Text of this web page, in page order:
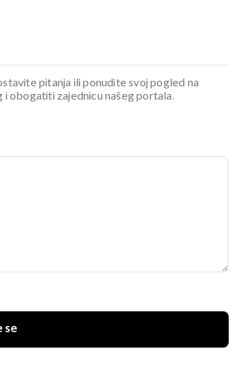
pitanja ili ponudite svoj pogled na
obogatiti zajednicu našeg portala.
se